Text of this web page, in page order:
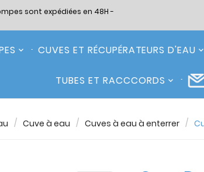
sont expédiées en 48H -
CUVES ET RÉCUPÉRATEURS D'EAU
TUBES ET RACCCORDS
Cuve à eau Cuves à eau à enterrer